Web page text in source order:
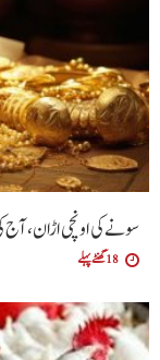
سونے کی اونچی اڑان، آج
18 گھنٹے پہلے